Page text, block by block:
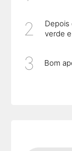
Depois
verde
Bom